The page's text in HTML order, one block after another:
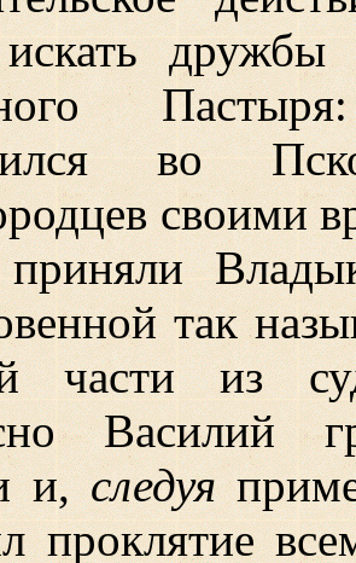
во
своими
так
части из
Василий
и,следуя
проклятие